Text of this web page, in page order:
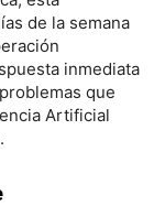
de la semana
inmediata
que
Artificial